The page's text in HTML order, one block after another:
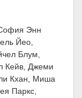
Энн
Йео,
Блум,
Кейв, Джеми
Кхан, Миша
Паркс,